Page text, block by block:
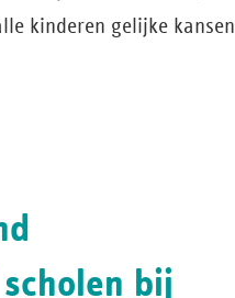
kinderen gelijke kansen
bij